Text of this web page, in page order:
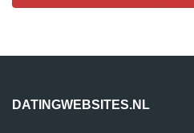
DATINGWEBSITES.NL